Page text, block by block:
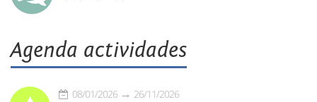
Agenda actividades
08/01/2026 26/11/2026